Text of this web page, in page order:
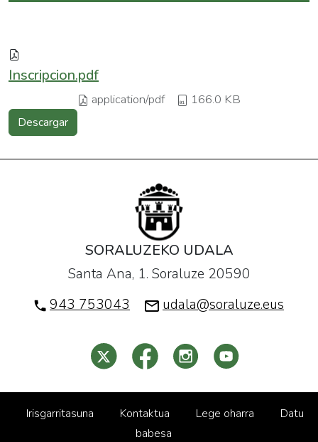
Inscripcion.pdf
application/pdf 166.0 KB
Descargar
SORALUZEKO UDALA
Santa Ana, 1. Soraluze 20590
943 753043
udala@soraluze.eus
Irisgarritasuna Kontaktua Lege oharra
Datu
babesa